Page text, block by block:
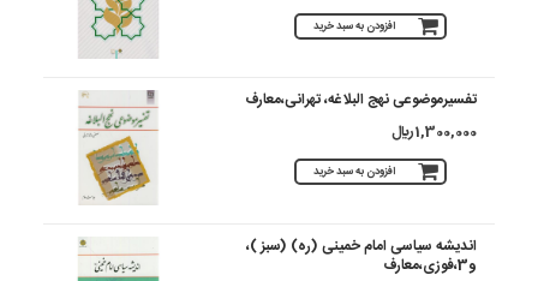
افزودن به سبد خرید
تفسیرموضوعی نهج البلاغه، تهرانی،معارف
1,300,000 ريال
افزودن به سبد خرید
اندیشه سیاسی امام خمینی (ره) (سبز )،
و3،فوزی،معارف